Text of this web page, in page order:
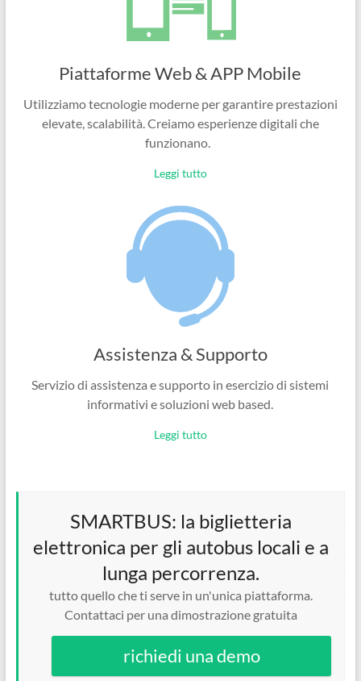
Piattaforme Web & APP Mobile
Utilizziamo tecnologie moderne per garantire prestazioni
elevate, scalabilità. Creiamo esperienze digitali che
funzionano.
Leggi tutto
Assistenza & Supporto
Servizio di assistenza e supporto in esercizio di sistemi
informativi e soluzioni web based.
Leggi tutto
SMARTBUS: la biglietteria
elettronica per gli autobus locali e a
lunga percorrenza.
tutto quello che ti serve in un'unica piattaforma.
Contattaci per una dimostrazione gratuita
richiedi una demo